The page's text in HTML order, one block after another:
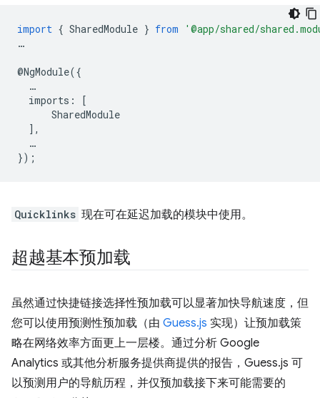
import { SharedModule } from
'@app/shared/
…
@NgModule({
…
imports :
[
SharedModule
],
…
});
Quicklinks 现在可在延迟加载的模块中使用。
超越基本预加载
虽然通过快捷链接选择性预加载可以显著加快导航速度，但
您可以使用预测性预加载（由 Guess.js 实现）让预加载策
略在网络效率方面更上一层楼。通过分析 Google
Analytics 或其他分析服务提供商提供的报告，Guess.js 可
以预测用户的导航历程，并仅预加载接下来可能需要的